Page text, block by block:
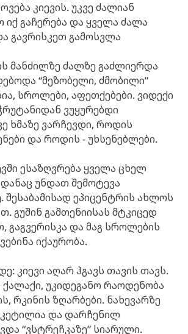
კიევის. უკვე ძალიან
იქ გაჩერება და ყველა ძალა
გავრისკეთ გამოსვლა
მანძილზე ძალზე გაძლიერდა
“მეზობელი, ძმობილი”
სროლები, აფეთქებები. ვიდექი
ვუყურებდი
ხმაზე ვარჩევდი, როდის
და როდის - უხსენებლები.
ესაზღვრება ყველა ცხელ
უნდათ შემოტევა
შესაბამისად ეპიცენტრის ახლოს
გუშინ გამთენიისას მტკიცედ
გაგვერისკა და მაგ სროლების
იქაურობა.
კიევი აღარ ჰგავს თავის თავს.
უკიდეგანო რაოდენობა
რკინის ზღარბები. ნახევარზე
და დარჩენილ
“ვსტრეჩკაზე” სიარული.